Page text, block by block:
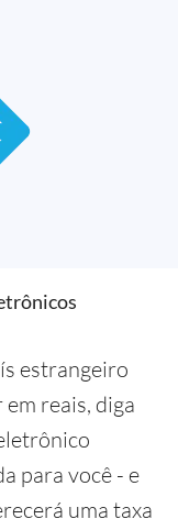
estrangeiro
reais, diga
para você - e
uma taxa